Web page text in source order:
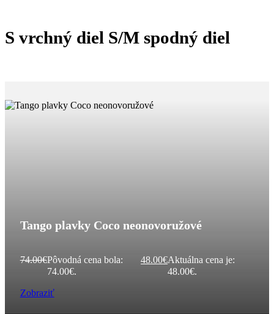
S vrchný diel S/M spodný diel
Tango plavky Coco neonovoružové
74.00€Pôvodná cena bola:
74.00€.
48.00€Aktuálna cena je:
48.00€.
Zobraziť